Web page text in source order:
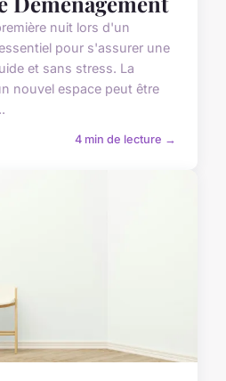
nuit lors d'un
pour s'assurer une
et sans stress. La
nouvel espace peut être
4 min de lecture →